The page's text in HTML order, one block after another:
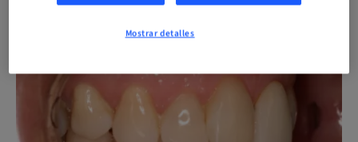
Antes
Mostrar detalles